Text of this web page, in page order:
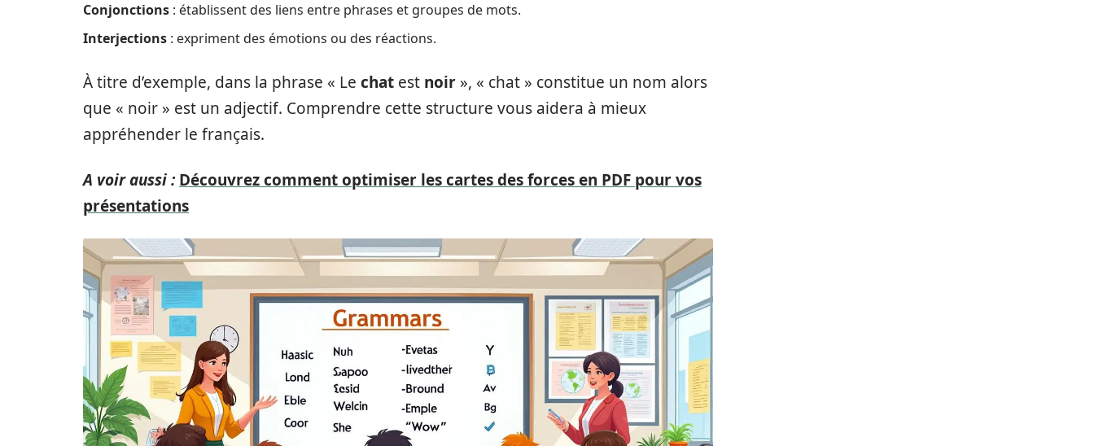
Conjonctions : établissent des liens entre phrases et groupes de mots.
Interjections : expriment des émotions ou des réactions.
À titre d’exemple, dans la phrase « Le chat est noir », « chat » constitue un nom alors
que « noir » est un adjectif. Comprendre cette structure vous aidera à mieux
appréhender le français.
A voir aussi : Découvrez comment optimiser les cartes des forces en PDF pour vos
présentations